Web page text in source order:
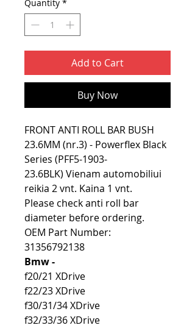
Quantity *
Add to Cart
Buy Now
FRONT ANTI ROLL BAR BUSH
23.6MM (nr.3) - Powerflex Black
Series (PFF5-1903-
23.6BLK) Vienam automobiliui
reikia 2 vnt. Kaina 1 vnt.
Please check anti roll bar
diameter before ordering.
OEM Part Number:
31356792138
Bmw -
f20/21 XDrive
f22/23 XDrive
f30/31/34 XDrive
f32/33/36 XDrive